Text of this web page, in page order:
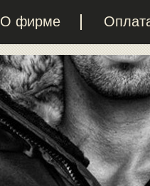
О фирме